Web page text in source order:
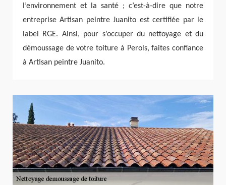
l’environnement et la santé ; c’est-à-dire que notre
entreprise Artisan peintre Juanito est certifiée par le
label RGE. Ainsi, pour s’occuper du nettoyage et du
démoussage de votre toiture à Perols, faites confiance
à Artisan peintre Juanito.